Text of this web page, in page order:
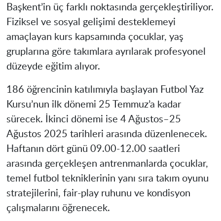
Başkent’in üç farklı noktasında gerçekleştiriliyor.
Fiziksel ve sosyal gelişimi desteklemeyi
amaçlayan kurs kapsamında çocuklar, yaş
gruplarına göre takımlara ayrılarak profesyonel
düzeyde eğitim alıyor.
186 öğrencinin katılımıyla başlayan Futbol Yaz
Kursu’nun ilk dönemi 25 Temmuz’a kadar
sürecek. İkinci dönemi ise 4 Ağustos–25
Ağustos 2025 tarihleri arasında düzenlenecek.
Haftanın dört günü 09.00-12.00 saatleri
arasında gerçekleşen antrenmanlarda çocuklar,
temel futbol tekniklerinin yanı sıra takım oyunu
stratejilerini, fair-play ruhunu ve kondisyon
çalışmalarını öğrenecek.